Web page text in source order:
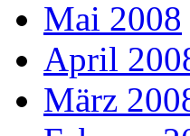
Mai 2008
April
März